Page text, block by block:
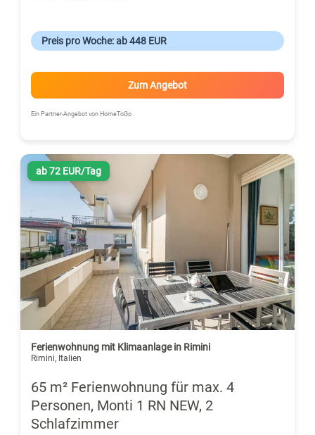
Preis pro Woche: ab 448 EUR
Zum Angebot
Ein Partner-Angebot von HomeToGo
ab 72 EUR/Tag
Ferienwohnung mit Klimaanlage in Rimini
Rimini, Italien
65 m² Ferienwohnung für max. 4
Personen, Monti 1 RN NEW, 2
Schlafzimmer